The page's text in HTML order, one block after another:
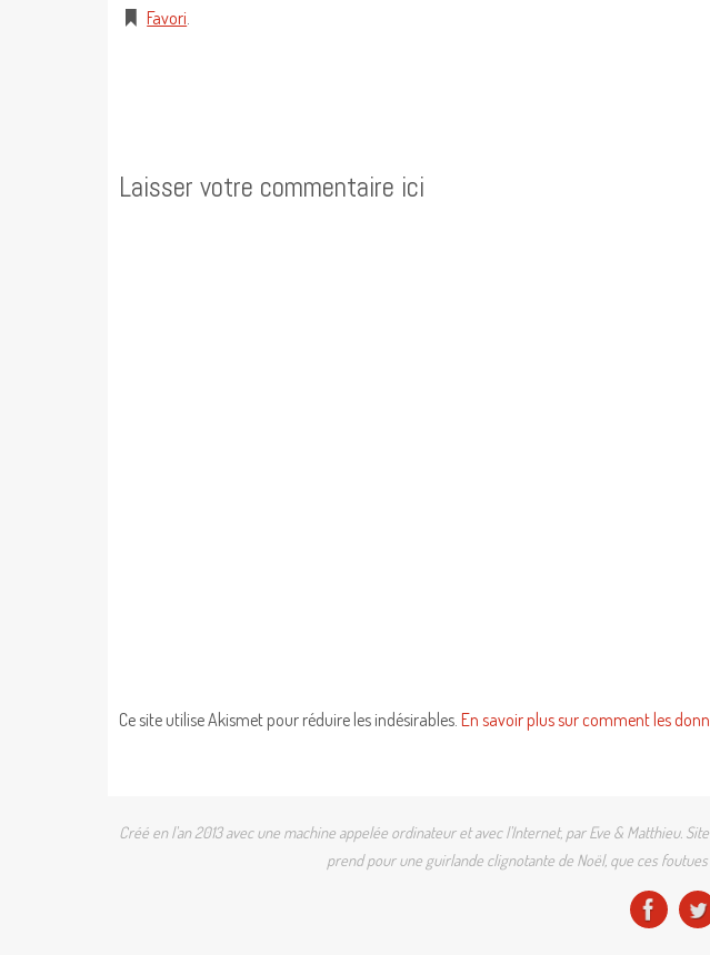
Favori.
Laisser votre commentaire ici
Ce site utilise Akismet pour réduire les indésirables. En savoir plus sur comment les
Créé en l'an 2013 avec une machine appelée ordinateur et avec l'Internet, par Eve & Matthieu.
prend pour une guirlande clignotante de Noël, que ces